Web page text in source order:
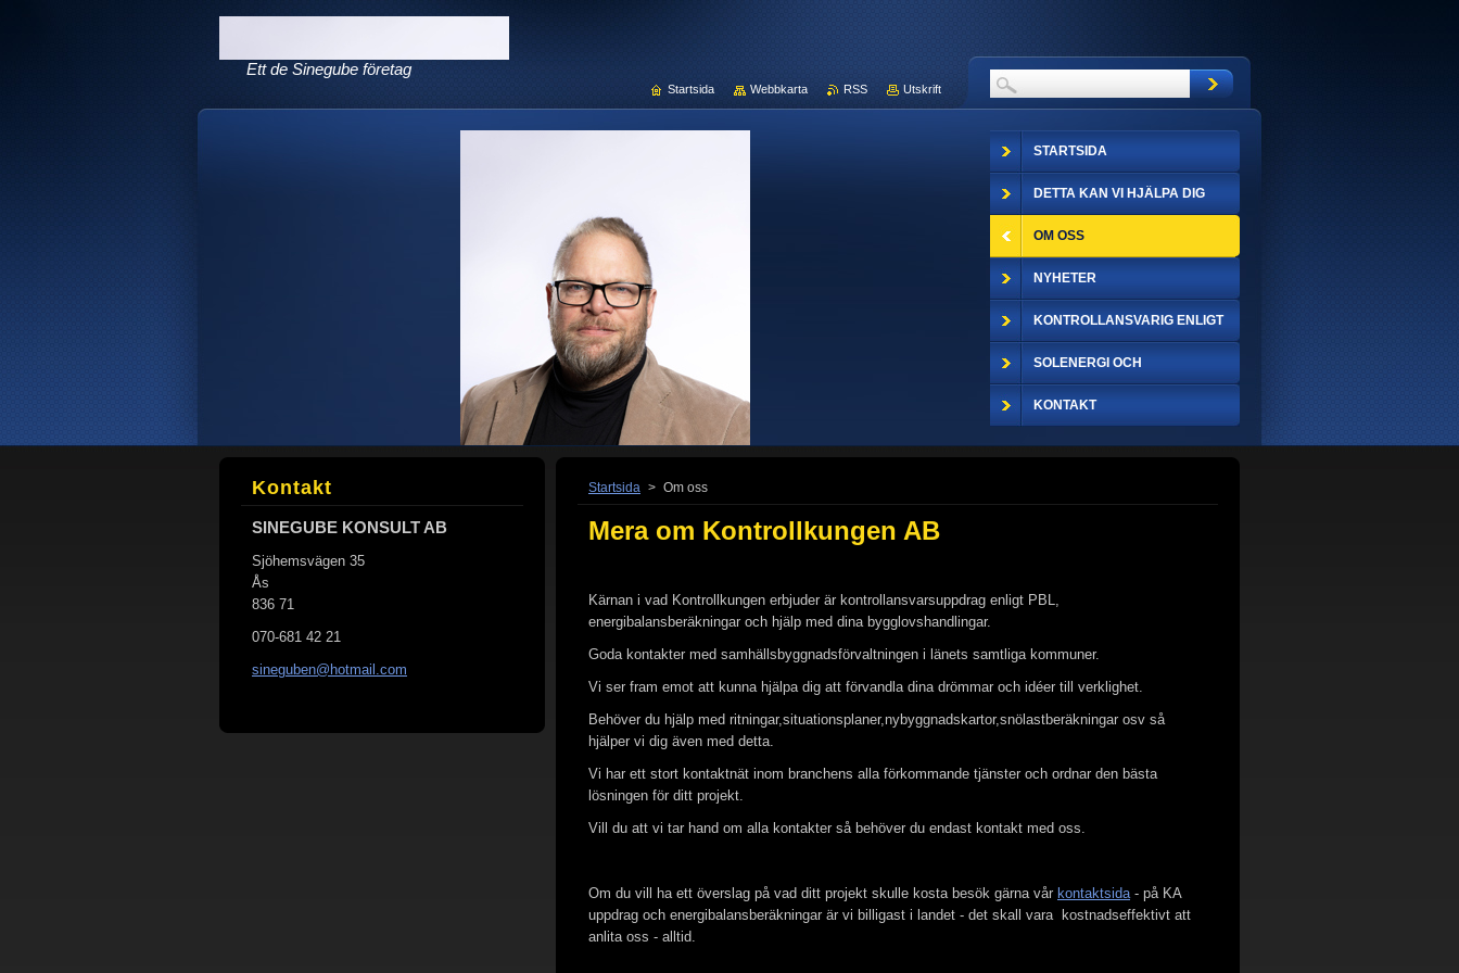
Ett de Sinegube företag
Startsida > Om oss
Mera om Kontrollkungen AB
Kärnan i vad Kontrollkungen erbjuder är kontrollansvarsuppdrag enligt PBL,
energibalansberäkningar och hjälp med dina bygglovshandlingar.
Goda kontakter med samhällsbyggnadsförvaltningen i länets samtliga kommuner.
Vi ser fram emot att kunna hjälpa dig att förvandla dina drömmar och idéer till verklighet.
Behöver du hjälp med ritningar,situationsplaner,nybyggnadskartor,snölastberäkningar osv så
hjälper vi dig även med detta.
Vi har ett stort kontaktnät inom branchens alla förkommande tjänster och ordnar den bästa
lösningen för ditt projekt.
Vill du att vi tar hand om alla kontakter så behöver du endast kontakt med oss.
Om du vill ha ett överslag på vad ditt projekt skulle kosta besök gärna vår kontaktsida- på KA
uppdrag och energibalansberäkningar är vi billigast i landet - det skall vara kostnadseffektivt att
anlita oss - alltid.
Kontakt
SINEGUBE KONSULT AB
Sjöhemsvägen 35
Ås
836 71
070-681 42 21
sineguben@hotmai l.com
STARTSIDA
DETTA KAN VI HJÄLPA DIG
MED
OM OSS
NYHETER
KONTROLLANSVARIG ENLIGT
PBL
SOLENERGI OCH
MILJÖENGAGEMANG
KONTAKT
Startsida Webbkarta RSS Utskrift